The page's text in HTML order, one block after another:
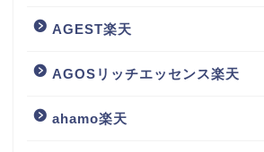
AGEST楽天
AGOSリッチエッセンス楽天
ahamo楽天